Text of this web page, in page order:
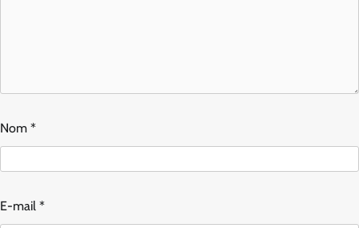
Nom *
E-mail *